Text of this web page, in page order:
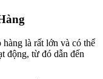
là rất lớn và có thể
động, từ đó dẫn đến